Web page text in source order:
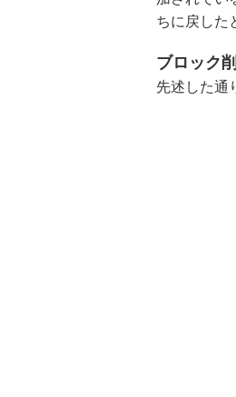
ちに戻した
ブロック
先述した通